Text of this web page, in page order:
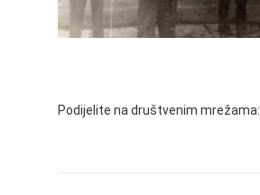
Podijelite na društvenim mrežama: